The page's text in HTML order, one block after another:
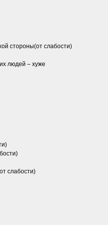
стороны(от слабости)
людей – хуже
слабости)